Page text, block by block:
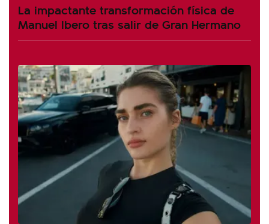
La impactante transformación física de
Manuel Ibero tras salir de Gran Hermano